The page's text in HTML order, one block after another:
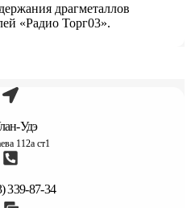
драгметаллов
«Радио Торг03».
Удэ
112а ст1
339-87-34